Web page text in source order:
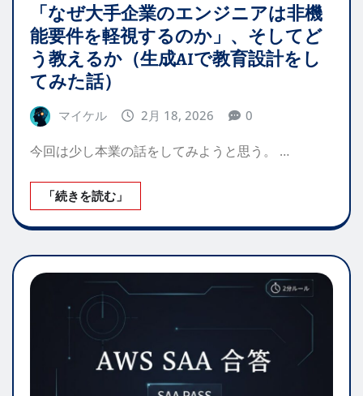
「なぜ大手企業のエンジニアは非機
能要件を軽視するのか」、そしてど
う教えるか（生成AIで教育設計をし
てみた話）
マイケル 2月 18, 2026 0
今回は少し本業の話をしてみようと思う。 …
「続きを読む」